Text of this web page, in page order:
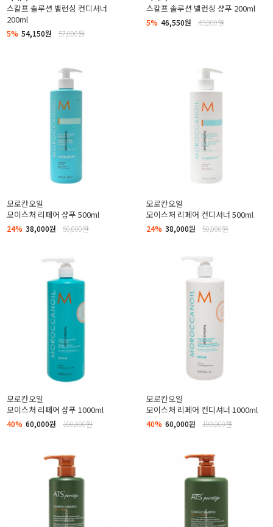
스칼프 솔루션 밸런싱 컨디셔너
200ml
5% 54,150원 57,000원
스칼프 솔루션 밸런싱 샴푸 200ml
5% 46,550원 49,000원
모로칸오일
모이스처 리페어 샴푸 500ml
24% 38,000원 50,000원
모로칸오일
모이스처 리페어 컨디셔너 500ml
24% 38,000원 50,000원
모로칸오일
모이스처 리페어 샴푸 1000ml
40% 60,000원 100,000원
모로칸오일
모이스처 리페어 컨디셔너 1000ml
40% 60,000원 100,000원